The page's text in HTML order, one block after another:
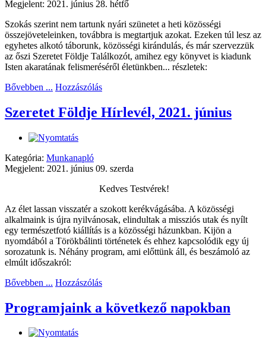
Megjelent: 2021. június 28. hétfő
Szokás szerint nem tartunk nyári szünetet a heti közösségi
összejöveteleinken, továbbra is megtartjuk azokat. Ezeken túl lesz az
egyhetes alkotó táborunk, közösségi kirándulás, és már szervezzük
az őszi Szeretet Földje Találkozót, amihez egy könyvet is kiadunk
Isten akaratának felismeréséről életünkben... részletek:
Bővebben ... Hozzászólás
Szeretet Földje Hírlevél, 2021. június
Kategória: Munkanapló
Megjelent: 2021. június 09. szerda
Kedves Testvérek!
Az élet lassan visszatér a szokott kerékvágásába. A közösségi
alkalmaink is újra nyilvánosak, elindultak a missziós utak és nyílt
egy természetfotó kiállítás is a közösségi házunkban. Kijön a
nyomdából a Törökbálinti történetek és ehhez kapcsolódik egy új
sorozatunk is. Néhány program, ami előttünk áll, és beszámoló az
elmúlt időszakról:
Bővebben ... Hozzászólás
Programjaink a következő napokban